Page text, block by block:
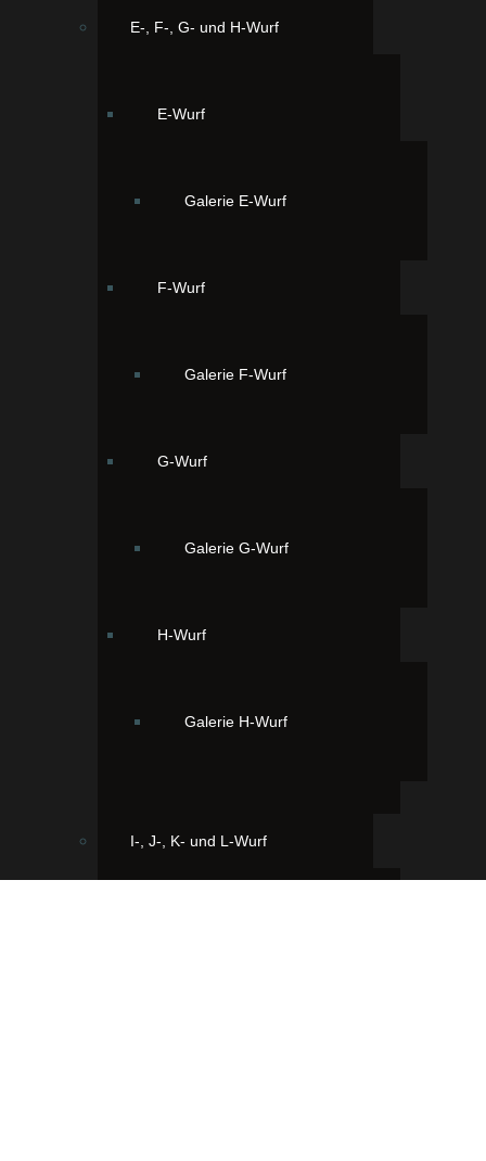
E-, F-, G- und H-Wurf
E-Wurf
Galerie E-Wurf
F-Wurf
Galerie F-Wurf
G-Wurf
Galerie G-Wurf
H-Wurf
Galerie H-Wurf
I-, J-, K- und L-Wurf